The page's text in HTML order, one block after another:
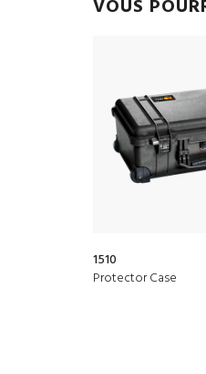
VOUS
1510
Protector Case